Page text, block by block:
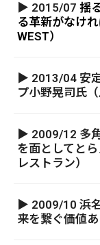
▶ 2015/07 揺
る革新がなけ
WEST）
▶ 2013/04 安
プ小野晃司氏（
▶ 2009/12 多
を面としてと
レストラン）
▶ 2009/10 浜
来を繋ぐ価値